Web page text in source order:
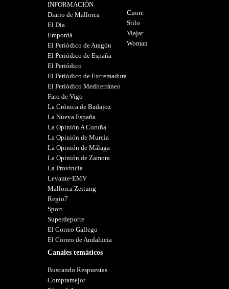
INFORMACIÓN
Diario de Mallorca
El Día
Empordà
El Periódico de Aragón
El Periódico de España
El Periódico
El Periódico de Extremadura
El Periódico Mediterráneo
Faro de Vigo
La Crónica de Badajoz
La Nueva España
La Opinión A Coruña
La Opinión de Murcia
La Opinión de Málaga
La Opinión de Zamora
La Provincia
Levante-EMV
Mallorca Zeitung
Regio7
Sport
Superdeporte
El Correo Gallego
El Correo de Andalucia
Canales temáticos
Buscando Respuestas
Compramejor
Cuore
Stilo
Viajar
Woman